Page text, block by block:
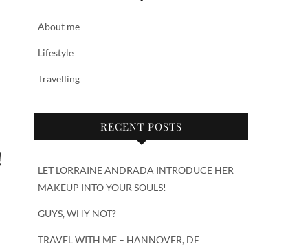
About me
Lifestyle
Travelling
RECENT POSTS
LET LORRAINE ANDRADA INTRODUCE HER
MAKEUP INTO YOUR SOULS!
GUYS, WHY NOT?
TRAVEL WITH ME – HANNOVER, DE